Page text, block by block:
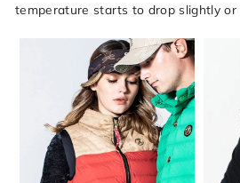
temperature starts to drop slightly or